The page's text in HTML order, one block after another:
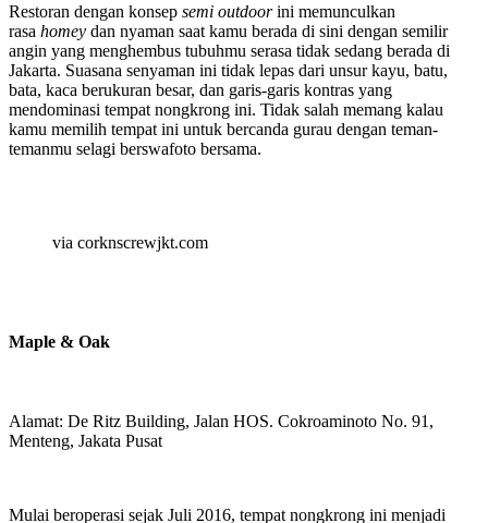
Restoran dengan konsep semi outdoorini memunculkan
rasa homey dan nyaman saat kamu berada di sini dengan semilir
angin yang menghembus tubuhmu serasa tidak sedang berada di
Jakarta. Suasana senyaman ini tidak lepas dari unsur kayu, batu,
bata, kaca berukuran besar, dan garis-garis kontras yang
mendominasi tempat nongkrong ini. Tidak salah memang kalau
kamu memilih tempat ini untuk bercanda gurau dengan teman-
temanmu selagi berswafoto bersama.
via corknscrewjkt.com
Maple & Oak
Alamat: De Ritz Building, Jalan HOS. Cokroaminoto No. 91,
Menteng, Jakata Pusat
Mulai beroperasi sejak Juli 2016, tempat nongkrong ini menjadi